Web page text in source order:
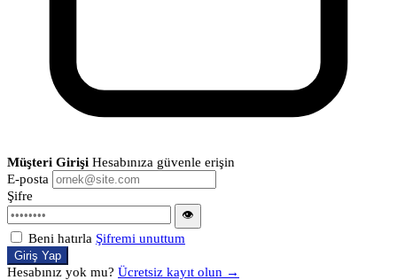
Müşteri Girişi Hesabınıza güvenle erişin
E-posta
Şifre
👁
Beni hatırla Şifremi unuttum
Giriş Yap
Hesabınız yok mu? Ücretsiz kayıt olun →